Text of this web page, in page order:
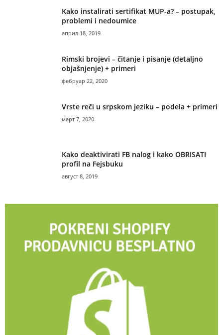
Kako instalirati sertifikat MUP-a? – postupak,
problemi i nedoumice
април 18, 2019
Rimski brojevi – čitanje i pisanje (detaljno
objašnjenje) + primeri
фебруар 22, 2020
Vrste reči u srpskom jeziku – podela + primeri
март 7, 2020
Kako deaktivirati FB nalog i kako OBRISATI
profil na Fejsbuku
август 8, 2019